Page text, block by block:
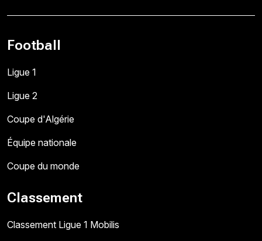
Football
Ligue 1
Ligue 2
Coupe d'Algérie
Équipe nationale
Coupe du monde
Classement
Classement Ligue 1 Mobilis